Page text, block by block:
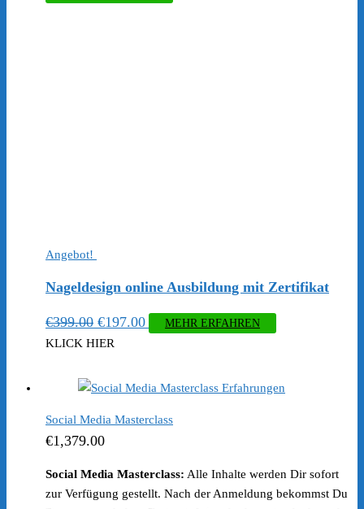
Angebot!
Nageldesign online Ausbildung mit Zertifikat
€399.00 Ursprünglicher
Preis
€399.00
€197.00Aktueller
€197.00.
MEHR ERFAHREN
KLICK HIER
Social Media Masterclass
€1,379.00
Social Media Masterclass: Alle Inhalte werden Dir sofort
zur Verfügung gestellt. Nach der Anmeldung bekommst Du